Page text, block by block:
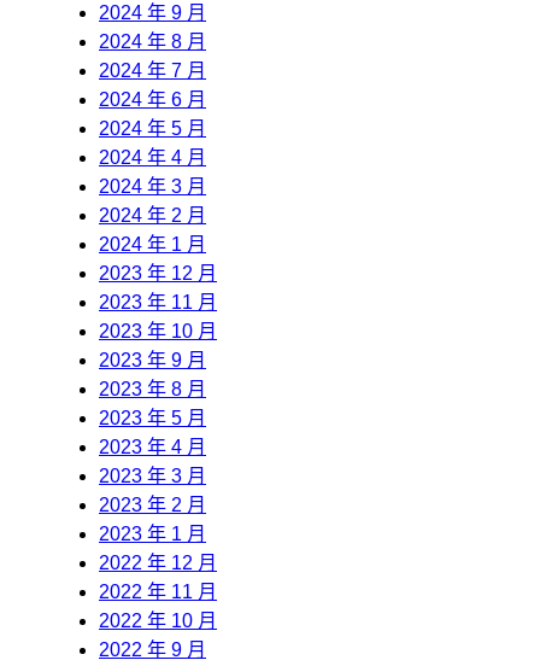
2024 年 9 月
2024 年 8 月
2024 年 7 月
2024 年 6 月
2024 年 5 月
2024 年 4 月
2024 年 3 月
2024 年 2 月
2024 年 1 月
2023 年 12 月
2023 年 11 月
2023 年 10 月
2023 年 9 月
2023 年 8 月
2023 年 5 月
2023 年 4 月
2023 年 3 月
2023 年 2 月
2023 年 1 月
2022 年 12 月
2022 年 11 月
2022 年 10 月
2022 年 9 月